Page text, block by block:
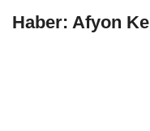
Haber: Afyon